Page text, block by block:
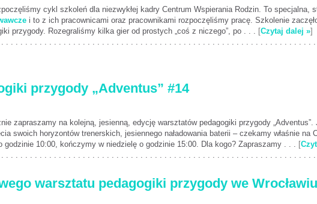
cykl szkoleń dla niezwykłej kadry Centrum Wspierania Rodzin. To specjalna,
i to z ich pracownicami oraz pracownikami rozpoczęliśmy pracę. Szkolenie
przygody. Rozegraliśmy kilka gier od prostych „coś z niczego”, po . . . [Czytaj dalej »]
. . . . . . . . . . . . . . . . . . . . . . . . . . . . . . . . . . . . . . . . . . . . . . . . . . . . . . . . . . . . . . . . .
przygody „Adventus” #14
zapraszamy na kolejną, jesienną, edycję warsztatów pedagogiki przygody
swoich horyzontów trenerskich, jesiennego naładowania baterii – czekamy właśnie
godzinie 10:00, kończymy w niedzielę o godzinie 15:00. Dla kogo? Zapraszamy . . . [
. . . . . . . . . . . . . . . . . . . . . . . . . . . . . . . . . . . . . . . . . . . . . . . . . . . . . . . . . . . . . . . . .
warsztatu pedagogiki przygody we Wrocławiu